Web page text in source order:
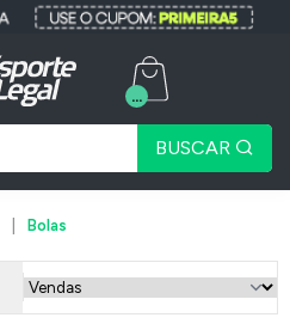
BUSCAR
...
Bolas